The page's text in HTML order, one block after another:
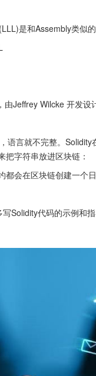
是和Assembly类似
Jeffrey Wilcke 开发设
语言就不完整。
把字符串放进区块链：
会在区块链创建一个
Solidity代码的示例和指